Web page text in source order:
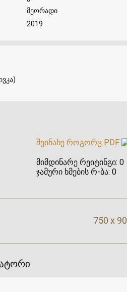
მეორადი
2019
შეინახე როგორც PDF
მიმდინარე რეიტინგი: 0
ჯამური ხმების რ-ბა: 0
750 x 90